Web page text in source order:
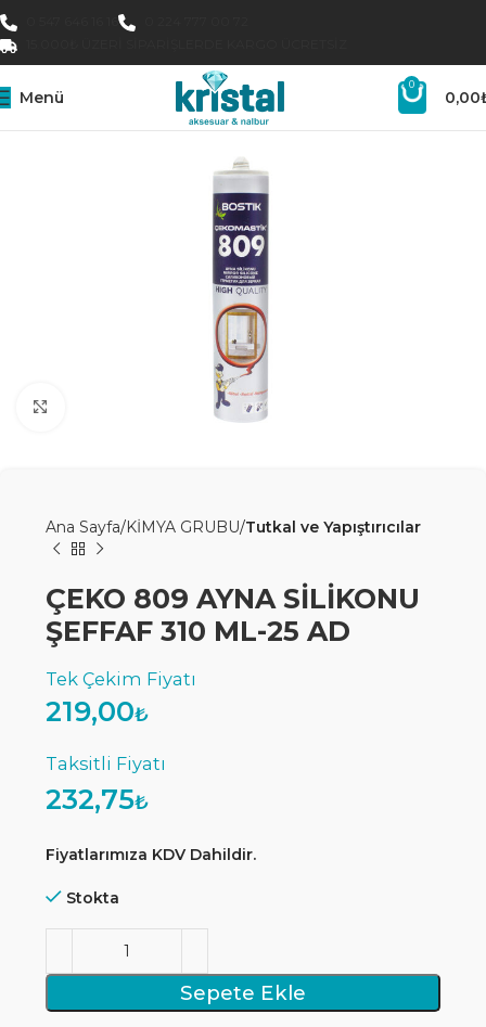
Menü
0
0,00
Büyütmek için tıklayın
Ana Sayfa KİMYA GRUBU Tutkal ve Yapıştırıcılar
ÇEKO 809 AYNA SİLİKONU
ŞEFFAF 310 ML-25 AD
219,00₺
232,75₺
Fiyatlarımıza KDV Dahildir.
Stokta
Sepete Ekle